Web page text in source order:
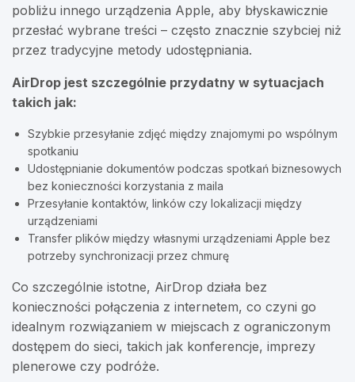
pobliżu innego urządzenia Apple, aby błyskawicznie
przesłać wybrane treści – często znacznie szybciej niż
przez tradycyjne metody udostępniania.
AirDrop jest szczególnie przydatny w sytuacjach
takich jak:
Szybkie przesyłanie zdjęć między znajomymi po wspólnym
spotkaniu
Udostępnianie dokumentów podczas spotkań biznesowych
bez konieczności korzystania z maila
Przesyłanie kontaktów, linków czy lokalizacji między
urządzeniami
Transfer plików między własnymi urządzeniami Apple bez
potrzeby synchronizacji przez chmurę
Co szczególnie istotne, AirDrop działa bez
konieczności połączenia z internetem, co czyni go
idealnym rozwiązaniem w miejscach z ograniczonym
dostępem do sieci, takich jak konferencje, imprezy
plenerowe czy podróże.